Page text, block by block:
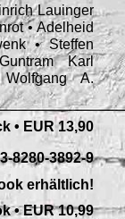
Lauinger
• Adelheid
• Steffen
Karl
A.
• EUR 13,90
8280-3892-9
erhältlich!
• EUR 10,99